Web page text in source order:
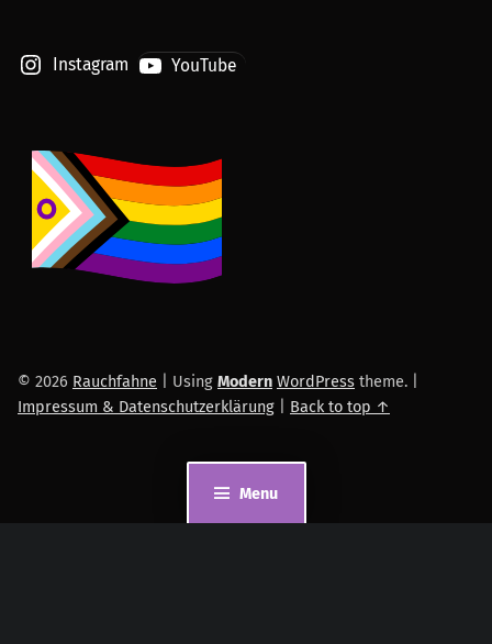
Menu
Instagram YouTube
© 2026 Rauchfahne Using Modern WordPress theme.
Impressum & Datenschutzerklärung
Back to top ↑